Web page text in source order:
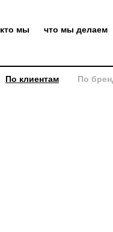
кто мы что мы делаем
По клиентам По